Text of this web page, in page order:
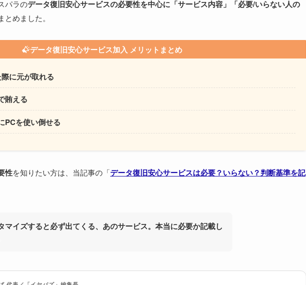
パラのデータ復旧安心サービスの必要性を中心に「サービス内容」「必要/いらない人の
とめました。
データ復旧安心サービス加入 メリットまとめ
に元が取れる
賄える
PCを使い倒せる
性を知りたい方は、当記事の「データ復旧安心サービスは必要？いらない？判断基準を記
マイズすると必ず出てくる、あのサービス。本当に必要か記載し